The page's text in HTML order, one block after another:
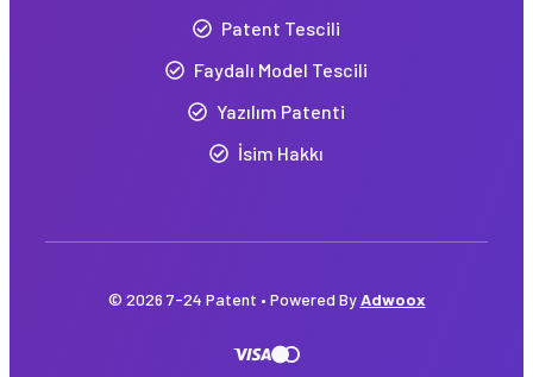
Patent Tescili
Faydalı Model Tescili
Yazılım Patenti
İsim Hakkı
© 2026 7-24 Patent • Powered ByAdwoox